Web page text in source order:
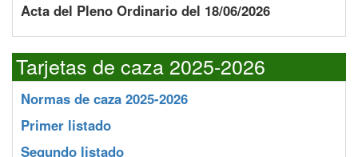
Acta del Pleno Ordinario del 18/06/2026
Tarjetas de caza 2025-2026
Normas de caza 2025-2026
Primer listado
Segundo listado